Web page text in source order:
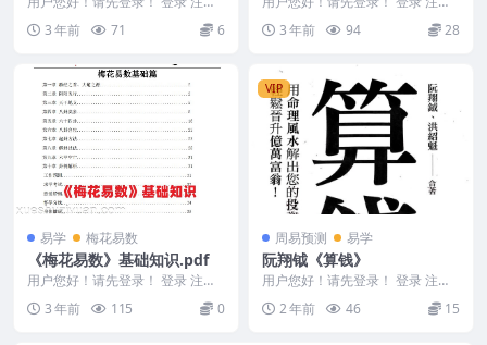
陈鼎龙-财富与犯罪.pdf 2312139-
0... 3 年前 71 6
1集课程
冯嘉茗 八字传命统‬理从零础基‬到
实践 传统四...
3 年前 94 28
易学 梅花易数
《梅花易数》基础知识.pdf
用户您好！请先登录！ 登录 注册
《梅花易数》基础知识.pdf 内容
不全 介意...
3 年前 115 0
VIP
周易预测 易学
阮翔钺《算钱》
用户您好！请先登录！ 登录 注册
2 年前 46 15